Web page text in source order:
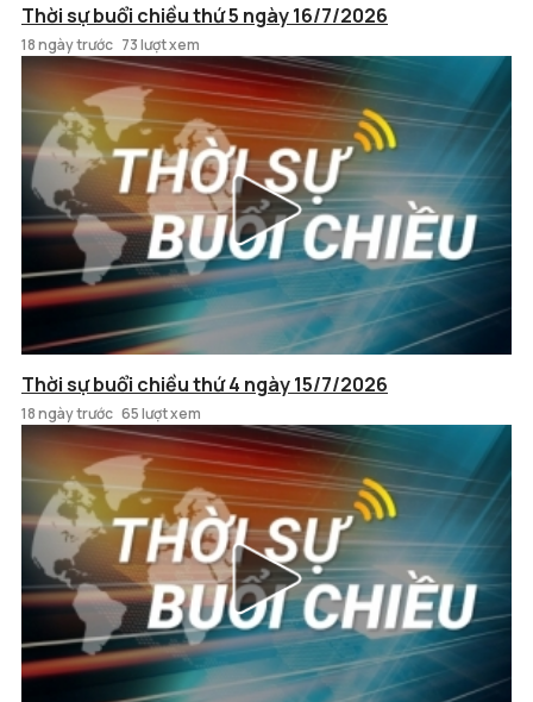
Thời sự buổi chiều thứ 5 ngày 16/7/2026
18 ngày trước 73 lượt xem
Thời sự buổi chiều thứ 4 ngày 15/7/2026
18 ngày trước 65 lượt xem